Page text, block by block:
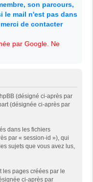
son parcours,
le mail n'est pas dans
de contacter
par Google. Ne
(désigné ci-après par
(désignée ci-après par
dans les fichiers
par « session-id »), qui
sujets que vous avez lus,
les pages créées par le
ci-après par